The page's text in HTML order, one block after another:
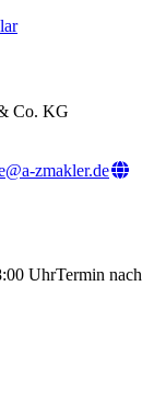
Co. KG
zmakler.de
UhrTermin nach